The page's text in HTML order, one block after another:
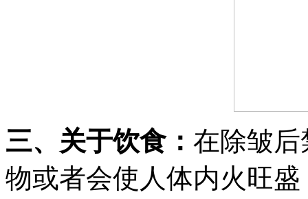
三、关于饮食： 在除皱
物或者会使人体内火旺